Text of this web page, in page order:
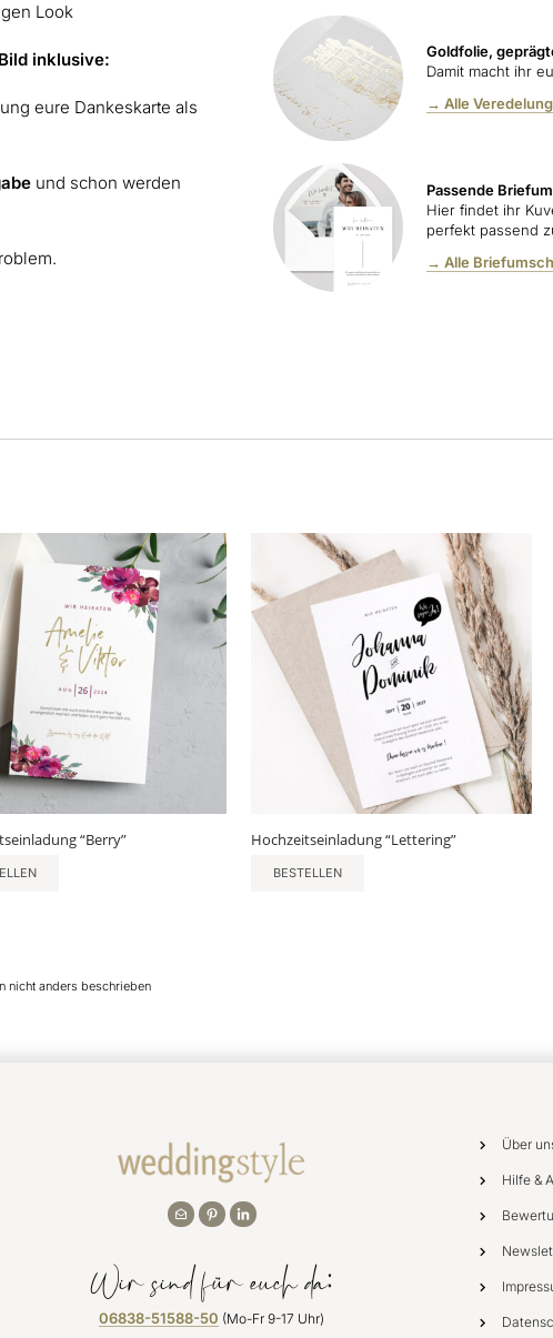
Look
inklusive:
eure Dankeskarte als
und schon werden
Goldfolie,
Damit macht ihr
→ Alle
Passende
Hier findet ihr
perfekt passend
→ Alle
“Berry” Hochzeitseinladung “Lettering”
BESTELLEN
nicht anders beschrieben
Wir sind für euch da:
06838-51588-50 (Mo-Fr 9-17 Uhr)
Über
Hilfe &